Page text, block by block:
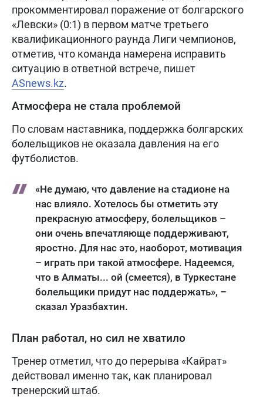
прокомментировал поражение от болгарского
«Левски» (0:1) в первом матче третьего
квалификационного раунда Лиги чемпионов,
отметив, что команда намерена исправить
ситуацию в ответной встрече, пишет
ASnews.kz.
Атмосфера не стала проблемой
По словам наставника, поддержка болгарских
болельщиков не оказала давления на его
футболистов.
«Не думаю, что давление на стадионе на
нас влияло. Хотелось бы отметить эту
прекрасную атмосферу, болельщиков –
они очень впечатляюще поддерживают,
яростно. Для нас это, наоборот, мотивация
– играть при такой атмосфере. Надеемся,
что в Алматы... ой (смеется), в Туркестане
болельщики придут нас поддержать», –
сказал Уразбахтин.
План работал, но сил не хватило
Тренер отметил, что до перерыва «Кайрат»
действовал именно так, как планировал
тренерский штаб.